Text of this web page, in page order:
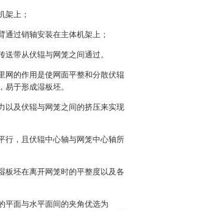
架上；
通过销轴安装在主体机架上；
带从伏辊与网笼之间通过。
网的作用是使网面平整和分散伏辊
于形成湿板坯。
以及伏辊与网笼之间的挤压来实现
行，且伏辊中心轴与网笼中心轴所
板坯在离开网笼时的平整度以及各
平面与水平面间的夹角优选为